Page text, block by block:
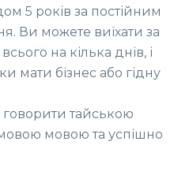
5 років за постійним
Ви можете виїхати за
на кілька днів, і
мати бізнес або гідну
говорити тайською
мовою та успішно